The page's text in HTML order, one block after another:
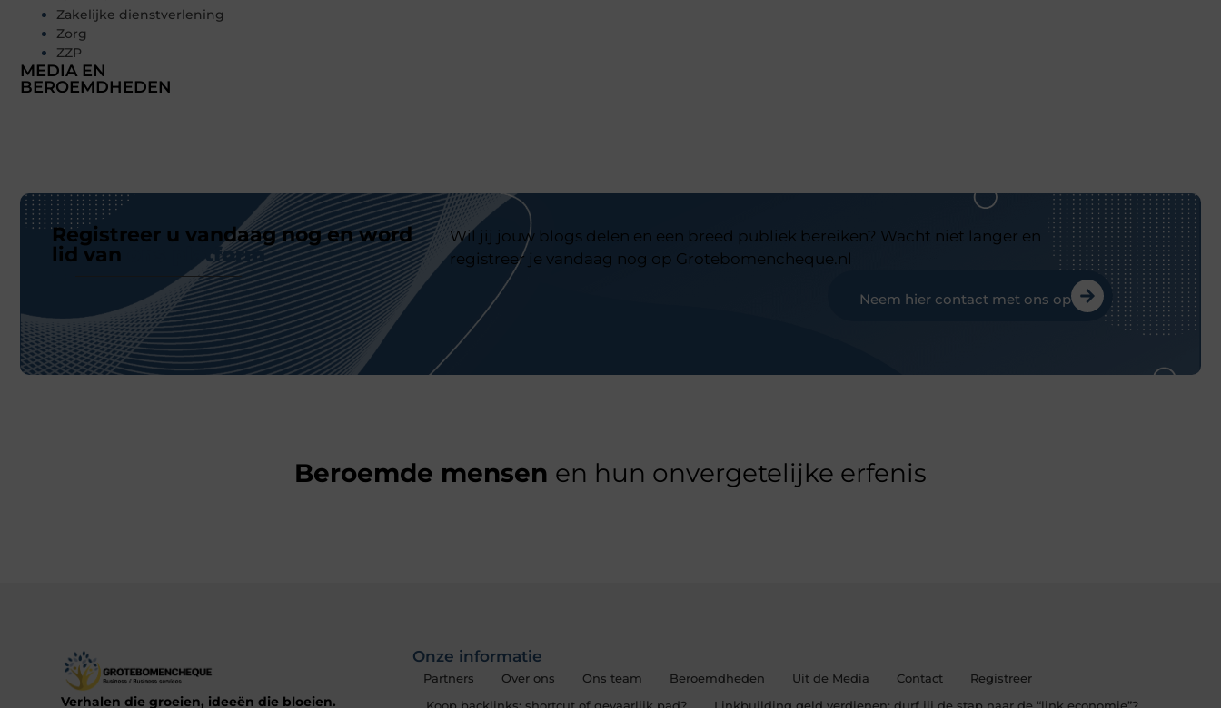
Zakelijke dienstverlening
Zorg
ZZP
MEDIA EN
BEROEMDHEDEN
Registreer u vandaag nog en word
lid van
ons platform
Wil jij jouw blogs delen en een breed publiek bereiken? Wacht niet langer en
registreer je vandaag nog op Grotebomencheque.nl
Neem hier contact met ons op
Beroemde mensen en hun onvergetelijke erfenis
Verhalen die groeien, ideeën die bloeien.
Onze informatie
Partners Over ons Ons team Beroemdheden Uit de Media Contact
Registreer